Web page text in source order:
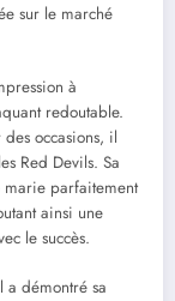
sur le marché
à
redoutable.
occasions, il
Red Devils. Sa
marie parfaitement
ainsi une
le succès.
a démontré sa